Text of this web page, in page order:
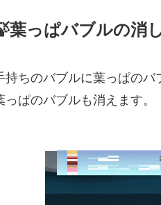
葉っぱバブルの消
持ちのバブルに葉っぱのバ
っぱのバブルも消えます。